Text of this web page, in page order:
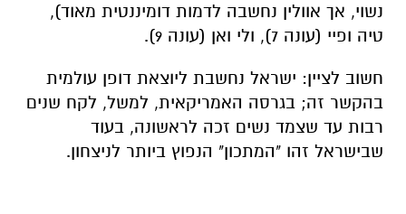
נשוי, אך אוולין נחשבה לדמות דומיננטית מאוד),
טיה ופיי (עונה 7), ולי ואן (עונה 9).
חשוב לציין: ישראל נחשבת ליוצאת דופן עולמית
בהקשר זה; בגרסה האמריקאית, למשל, לקח שנים
רבות עד שצמד נשים זכה לראשונה, בעוד
שבישראל זהו "המתכון" הנפוץ ביותר לניצחון.